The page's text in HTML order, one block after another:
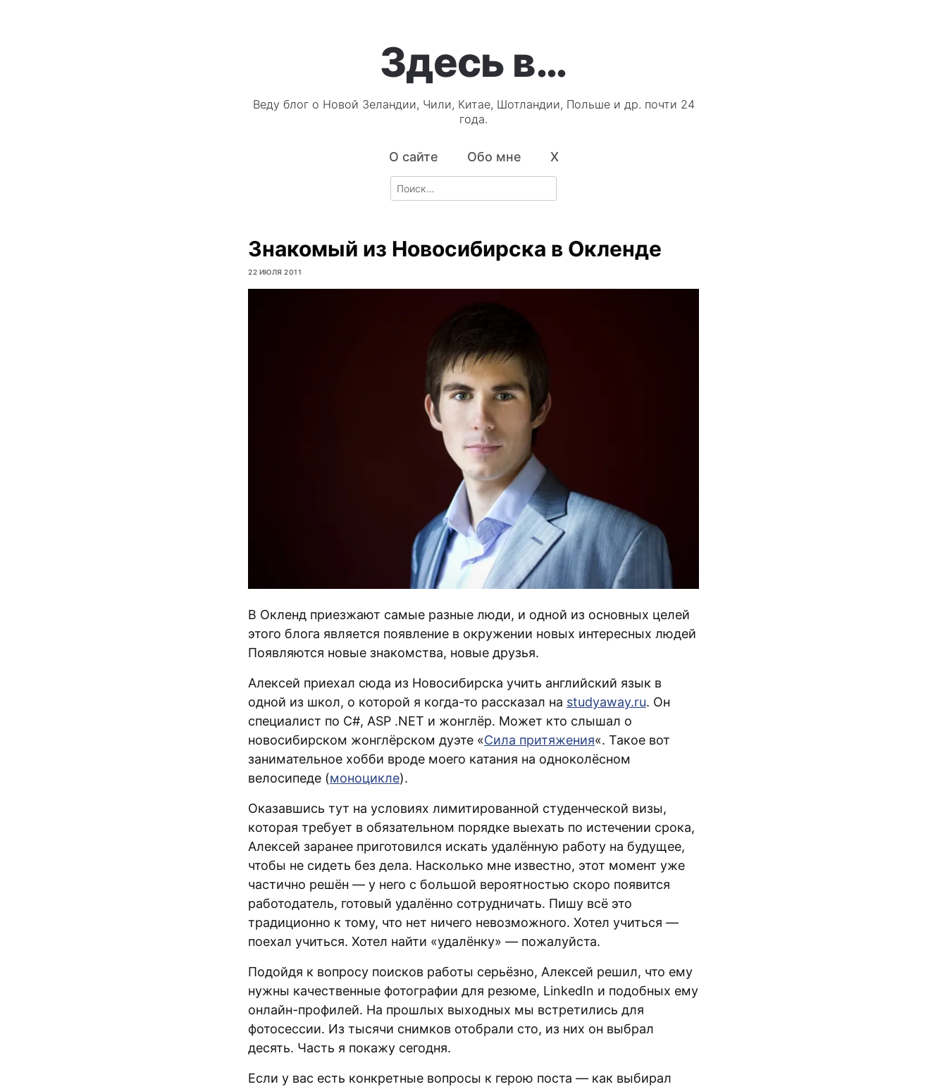
Здесь в…
Веду блог о Новой Зеландии, Чили, Китае, Шотландии, Польше и др. почти 24
года.
О сайте Обо мне X
Search
for:
Знакомый из Новосибирска в Окленде
22 ИЮЛЯ 2011
В Окленд приезжают самые разные люди, и одной из основных целей
этого блога является появление в окружении новых интересных людей
Появляются новые знакомства, новые друзья.
Алексей приехал сюда из Новосибирска учить английский язык в
одной из школ, о которой я когда-то рассказал на studyaway.ru. Он
специалист по C#, ASP .NET и жонглёр. Может кто слышал о
новосибирском жонглёрском дуэте «Сила притяжения«. Такое вот
занимательное хобби вроде моего катания на одноколёсном
велосипеде (моноцикле).
Оказавшись тут на условиях лимитированной студенческой визы,
которая требует в обязательном порядке выехать по истечении срока,
Алексей заранее приготовился искать удалённую работу на будущее,
чтобы не сидеть без дела. Насколько мне известно, этот момент уже
частично решён — у него с большой вероятностью скоро появится
работодатель, готовый удалённо сотрудничать. Пишу всё это
традиционно к тому, что нет ничего невозможного. Хотел учиться —
поехал учиться. Хотел найти «удалёнку» — пожалуйста.
Подойдя к вопросу поисков работы серьёзно, Алексей решил, что ему
нужны качественные фотографии для резюме, LinkedIn и подобных ему
онлайн-профилей. На прошлых выходных мы встретились для
фотосессии. Из тысячи снимков отобрали сто, из них он выбрал
десять. Часть я покажу сегодня.
Если у вас есть конкретные вопросы к герою поста — как выбирал